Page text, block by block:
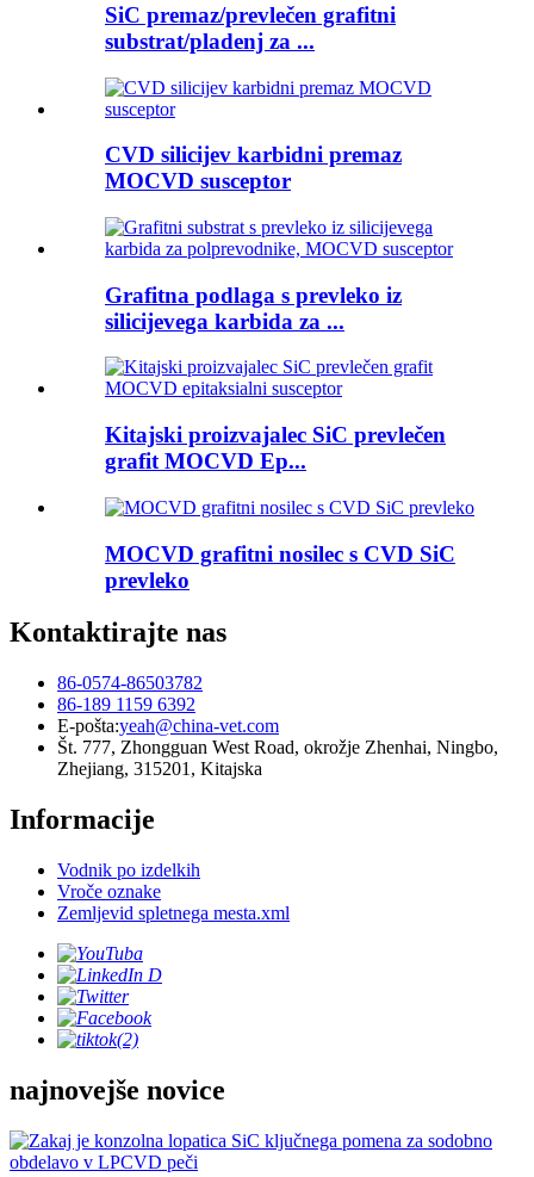
SiC premaz/prevlečen grafitni
substrat/pladenj za ...
CVD silicijev karbidni premaz
MOCVD susceptor
Grafitna podlaga s prevleko iz
silicijevega karbida za ...
Kitajski proizvajalec SiC prevlečen
grafit MOCVD Ep...
MOCVD grafitni nosilec s CVD SiC
prevleko
Kontaktirajte nas
86-0574-86503782
86-189 1159 6392
E-pošta:yeah@china-vet.com
Št. 777, Zhongguan West Road, okrožje Zhenhai, Ningbo,
Zhejiang, 315201, Kitajska
Informacije
Vodnik po izdelkih
Vroče oznake
Zemljevid spletnega mesta.xml
najnovejše novice